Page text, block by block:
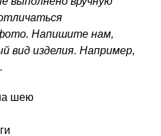
Напишите нам,
вид изделия. Например,
.
шею